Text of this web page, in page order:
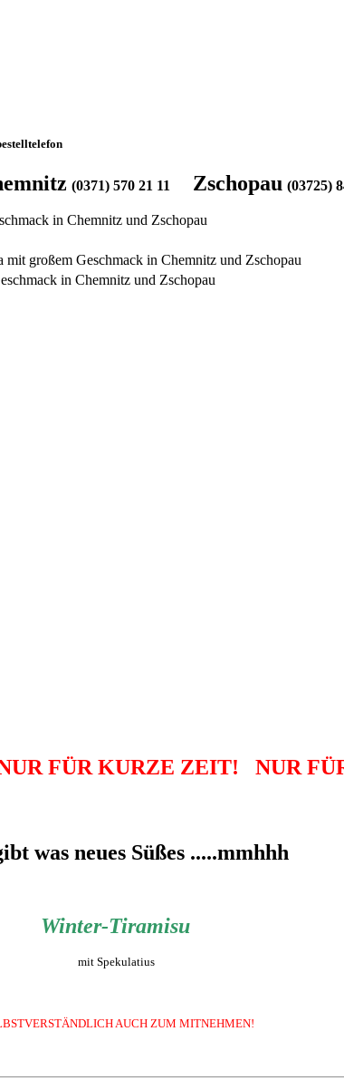
(0371) 570 21 11 Zschopau (03725)
FÜR KURZE ZEIT! NUR
was neues Süßes .....mmhhh
Winter-Tiramisu
mit Spekulatius
AUCH ZUM MITNEHMEN!